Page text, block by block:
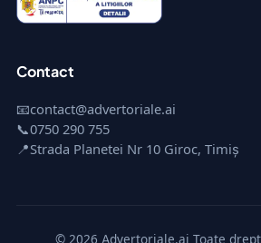
Contact
📧contact@advertoriale.ai
📞0750 290 755
📍Strada Planetei Nr 10 Giroc, Timiș
© 2026 Advertoriale.ai Toate